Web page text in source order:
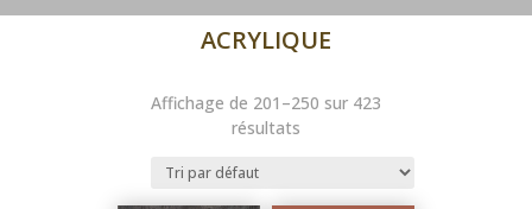
ACRYLIQUE
Affichage de 201–250 sur 423
résultats